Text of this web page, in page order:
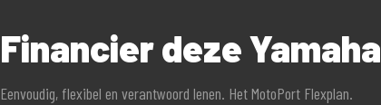
Financier deze Yamaha
Eenvoudig, flexibel en verantwoord lenen. Het MotoPort Flexplan.